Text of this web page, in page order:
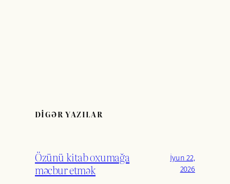
DİGƏR YAZILAR
Özünü kitab oxumağa
məcbur etmək
İyun 22,
2026